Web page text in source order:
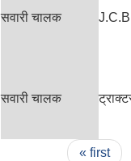
सवारी चालक
सवारी चालक
« first